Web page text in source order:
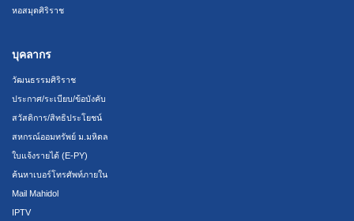
หอสมุดศิริราช
บุคลากร
วัฒนธรรมศิริราช
ประกาศ/ระเบียบ/ข้อบังคับ
สวัสดิการ/สิทธิประโยชน์
สหกรณ์ออมทรัพย์ ม.มหิดล
ใบแจ้งรายได้ (E-PY)
ค้นหาเบอร์โทรศัพท์ภายใน
Mail Mahidol
IPTV